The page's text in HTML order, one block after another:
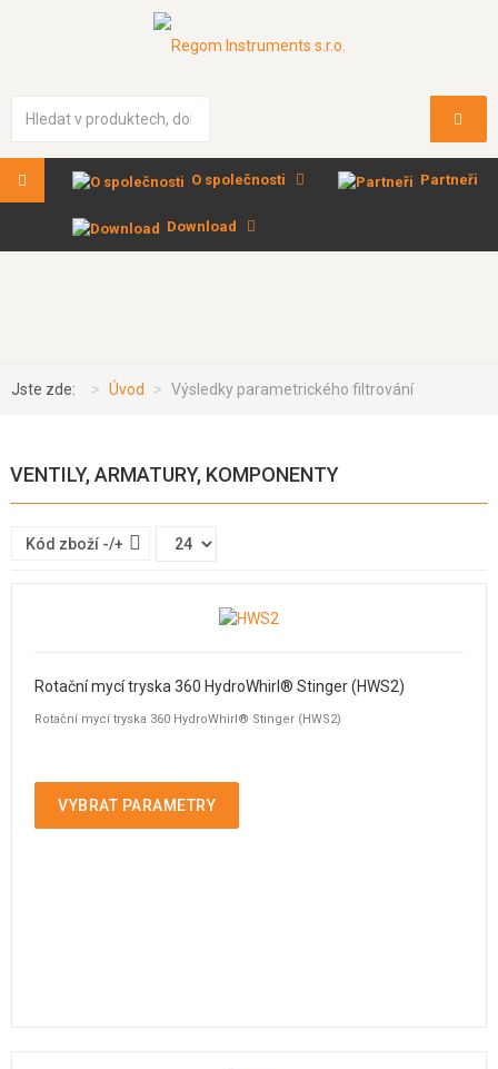
O společnosti Partneři
Download
Jste zde: Úvod Výsledky parametrického filtrování
VENTILY, ARMATURY, KOMPONENTY
Kód zboží -/+
Rotační mycí tryska 360 HydroWhirl® Stinger (HWS2)
Rotační mycí tryska 360 HydroWhirl® Stinger (HWS2)
VYBRAT PARAMETRY